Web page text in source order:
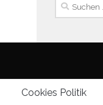
nach:
Cookies Politik